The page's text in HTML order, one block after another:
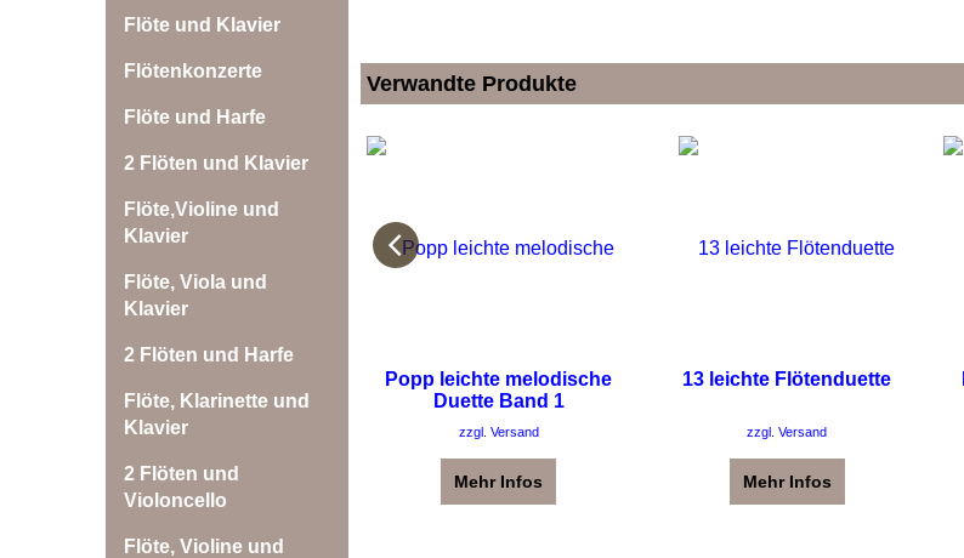
Flöte und Klavier
Flötenkonzerte
Flöte und Harfe
2 Flöten und Klavier
Flöte,Violine und
Klavier
Flöte, Viola und
Klavier
2 Flöten und Harfe
Flöte, Klarinette und
Klavier
2 Flöten und
Violoncello
Flöte, Violine und
Verwandte Produkte
Popp leichte melodische
Duette Band 1
zzgl. Versand
Mehr Infos
13 leichte Flötenduette
zzgl. Versand
Mehr Infos